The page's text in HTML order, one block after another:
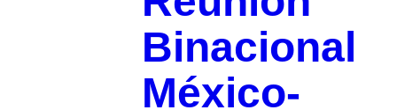
Binacional
México-